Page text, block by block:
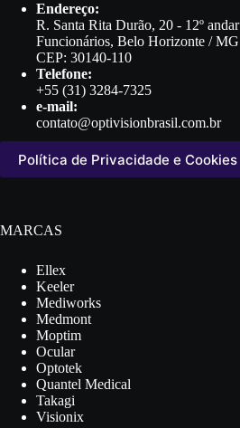
Endereço:
R. Santa Rita Durão, 20 - 12º andar
Funcionários, Belo Horizonte / MG
CEP: 30140-110
Telefone:
+55 (31) 3284-7325
e-mail:
contato@optivisionbrasil.com.br
Política de Privacidade e Cookies
MARCAS
Ellex
Keeler
Mediworks
Medmont
Moptim
Ocular
Optotek
Quantel Medical
Takagi
Visionix